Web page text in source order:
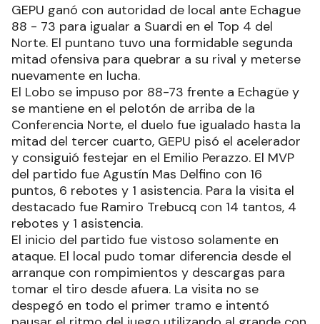
GEPU ganó con autoridad de local ante Echague
88 - 73 para igualar a Suardi en el Top 4 del
Norte. El puntano tuvo una formidable segunda
mitad ofensiva para quebrar a su rival y meterse
nuevamente en lucha.
El Lobo se impuso por 88-73 frente a Echagüe y
se mantiene en el pelotón de arriba de la
Conferencia Norte, el duelo fue igualado hasta la
mitad del tercer cuarto, GEPU pisó el acelerador
y consiguió festejar en el Emilio Perazzo. El MVP
del partido fue Agustín Mas Delfino con 16
puntos, 6 rebotes y 1 asistencia. Para la visita el
destacado fue Ramiro Trebucq con 14 tantos, 4
rebotes y 1 asistencia.
El inicio del partido fue vistoso solamente en
ataque. El local pudo tomar diferencia desde el
arranque con rompimientos y descargas para
tomar el tiro desde afuera. La visita no se
despegó en todo el primer tramo e intentó